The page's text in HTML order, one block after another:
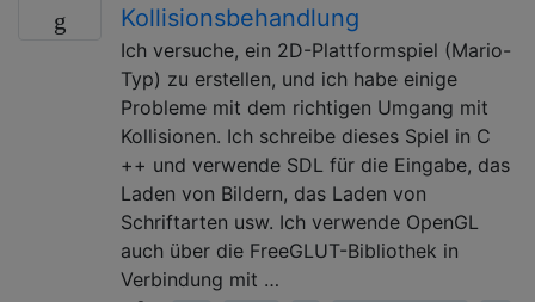
Kollisionsbehandlung
Ich versuche, ein 2D-Plattformspiel (Mario-
Typ) zu erstellen, und ich habe einige
Probleme mit dem richtigen Umgang mit
Kollisionen. Ich schreibe dieses Spiel in C
++ und verwende SDL für die Eingabe, das
Laden von Bildern, das Laden von
Schriftarten usw. Ich verwende OpenGL
auch über die FreeGLUT-Bibliothek in
Verbindung mit …